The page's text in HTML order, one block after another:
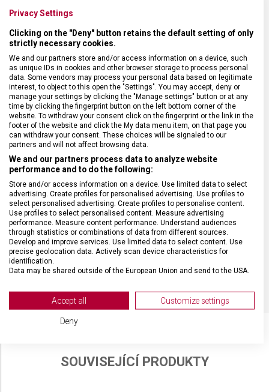
ZÁRUKA
HMOTNOST
TYP ZAVAZADLA Taška
VELIKOST 55 x 35 x 23 cm
MATERIÁL recyklovaný polyester (rPET)
BARVA Béžová
DOPLŇKOVÁ BARVA Černá
OBJEM 42 l
POČET KOLEČEK 2
SOUVISEJÍCÍ PRODUKTY
Privacy Settings
Clicking on the "Deny" button retains the default setting of only
strictly necessary cookies.
We and our partners store and/or access information on a device, such
as unique IDs in cookies and other browser storage to process personal
data. Some vendors may process your personal data based on legitimate
interest, to object to this open the "Settings". You may accept, deny or
manage your settings by clicking the "Manage settings" button or at any
time by clicking the fingerprint button on the left bottom corner of the
website. To withdraw your consent click on the fingerprint or the link in the
footer of the website and click the My data menu item, on that page you
can withdraw your consent. These choices will be signaled to our
partners and will not affect browsing data.
We and our partners process data to analyze website
performance and to do the following:
Store and/or access information on a device. Use limited data to select
advertising. Create profiles for personalised advertising. Use profiles to
select personalised advertising. Create profiles to personalise content.
Use profiles to select personalised content. Measure advertising
performance. Measure content performance. Understand audiences
through statistics or combinations of data from different sources.
Develop and improve services. Use limited data to select content. Use
precise geolocation data. Actively scan device characteristics for
identification.
Data may be shared outside of the European Union and send to the USA.
View Partner List (2 IAB Vendors)
We use your data for the following purposes:
Accept all Customize settings
Deny